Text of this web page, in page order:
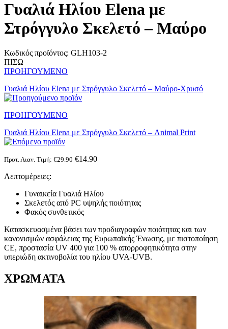
Γυαλιά Ηλίου Elena με
Στρόγγυλο Σκελετό – Μαύρο
Κωδικός προϊόντος: GLH103-2
ΠΙΣΩ
ΠΡΟΗΓΟΥΜΕΝΟ
Γυαλιά Ηλίου Elena με Στρόγγυλο Σκελετό – Μαύρο-Χρυσό
ΠΡΟΗΓΟΥΜΕΝΟ
Γυαλιά Ηλίου Elena με Στρόγγυλο Σκελετό – Animal Print
Προτ. Λιαν. Τιμή: €29.90 €14.90
Λεπτομέρειες:
Γυναικεία Γυαλιά Ηλίου
Σκελετός από PC υψηλής ποιότητας
Φακός συνθετικός
Κατασκευασμένα βάσει των προδιαγραφών ποιότητας και των
κανονισμών ασφάλειας της Ευρωπαϊκής Ένωσης, με πιστοποίηση
CE, προστασία UV 400 για 100 % απορροφητικότητα στην
υπεριώδη ακτινοβολία του ηλίου UVA-UVB.
ΧΡΩΜΑΤΑ